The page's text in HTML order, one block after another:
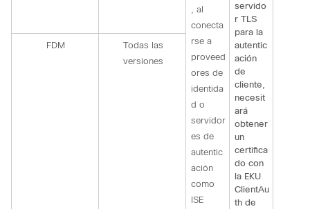
, al
conecta
rse a
proveed
ores de
identida
d o
servidor
es de
autentic
ación
como
ISE
servido
r TLS
para la
autentic
ación
de
cliente,
necesit
ará
obtener
un
certifica
do con
la EKU
ClientAu
th de
FDM
Todas las
versiones